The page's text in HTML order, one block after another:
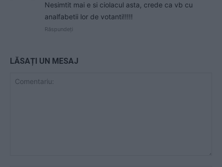
Nesimtit mai e si ciolacul asta, crede ca vb cu
analfabetii lor de votanti!!!!!
Răspundeți
LĂSAȚI UN MESAJ